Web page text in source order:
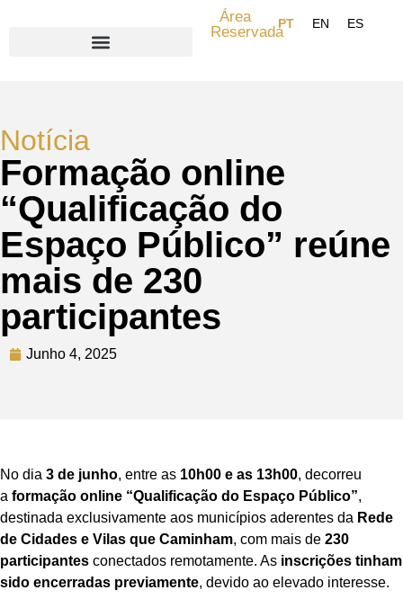
Área
Reservada
Notícia
Formação online
“Qualificação do
Espaço Público” reúne
mais de 230
participantes
Junho 4, 2025
No dia 3 de junho, entre as 10h00 e as 13h00, decorreu
a formação online “Qualificação do Espaço Público”,
destinada exclusivamente aos municípios aderentes da Rede
de Cidades e Vilas que Caminham, com mais de 230
participantes conectados remotamente. As inscrições tinham
sido encerradas previamente, devido ao elevado interesse.